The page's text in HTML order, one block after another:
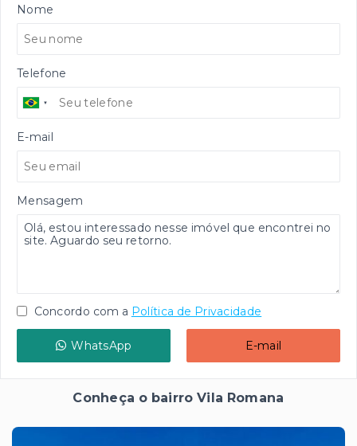
Nome
Telefone
E-mail
Mensagem
Concordo com a Política de Privacidade
WhatsApp E-mail
Conheça o bairro Vila Romana